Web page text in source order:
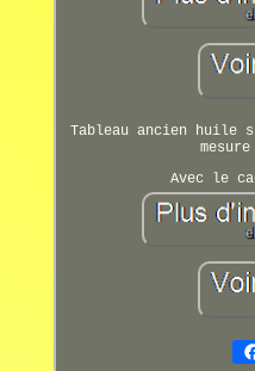
Tableau ancien huile
Avec le